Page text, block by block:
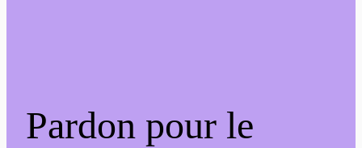
Pardon pour le